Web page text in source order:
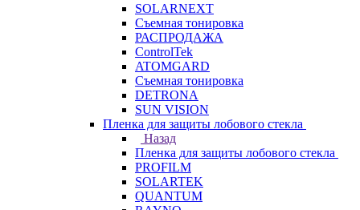
SOLARNEXT
Съемная тонировка
РАСПРОДАЖА
ControlTek
ATOMGARD
Съемная тонировка
DETRONA
SUN VISION
Пленка для защиты лобового стекла
Назад
Пленка для защиты лобового стекла
PROFILM
SOLARTEK
QUANTUM